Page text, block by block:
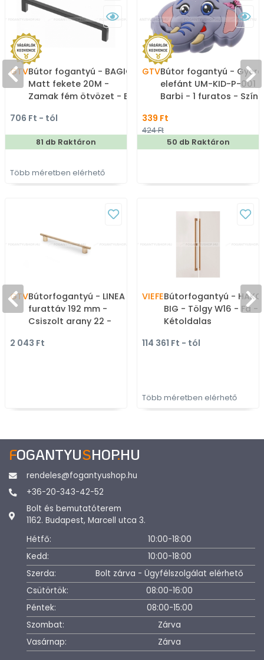
GTVBútor fogantyú - BAGIO -
Matt fekete 20M -
Zamak fém ötvözet - Egy
színes fém
bútorfogantyú
706 Ft - tól
81 db Raktáron
Több méretben elérhető
GTVBútor fogantyú -
elefánt UM-KID-P-001
Barbi - 1 furatos -
állatos gyerekbútor
fogantyú
339 Ft
424 Ft
50 db Raktáron
GTVBútorfogantyú - LINEA -
furattáv 192 mm -
Csiszolt arany 22 -
méretben gyártott
2 043 Ft
VIEFEBútorfogantyú - HAKO
BIG - Tölgy W16 - Fa -
Kétoldalas
szerelhető)
114 361 Ft - tól
Több méretben elérhető
FOGANTYUSHOP.HU
rendeles@fogantyushop.hu
+36-20-343-42-52
Bolt és bemutatóterem
1162. Budapest, Marcell utca 3.
Hétfő:
10:00-18:00
Kedd:
10:00-18:00
Szerda:
Bolt zárva - Ügyfélszolgálat elérhető
Csütörtök:
08:00-16:00
Péntek:
08:00-15:00
Szombat:
Zárva
Vasárnap:
Zárva